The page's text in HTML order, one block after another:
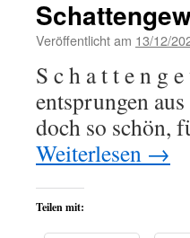
Veröffentlicht am 13/12/
S c h a t t e n g
entsprungen
doch so schön,
Weiterlesen →
Teilen mit: